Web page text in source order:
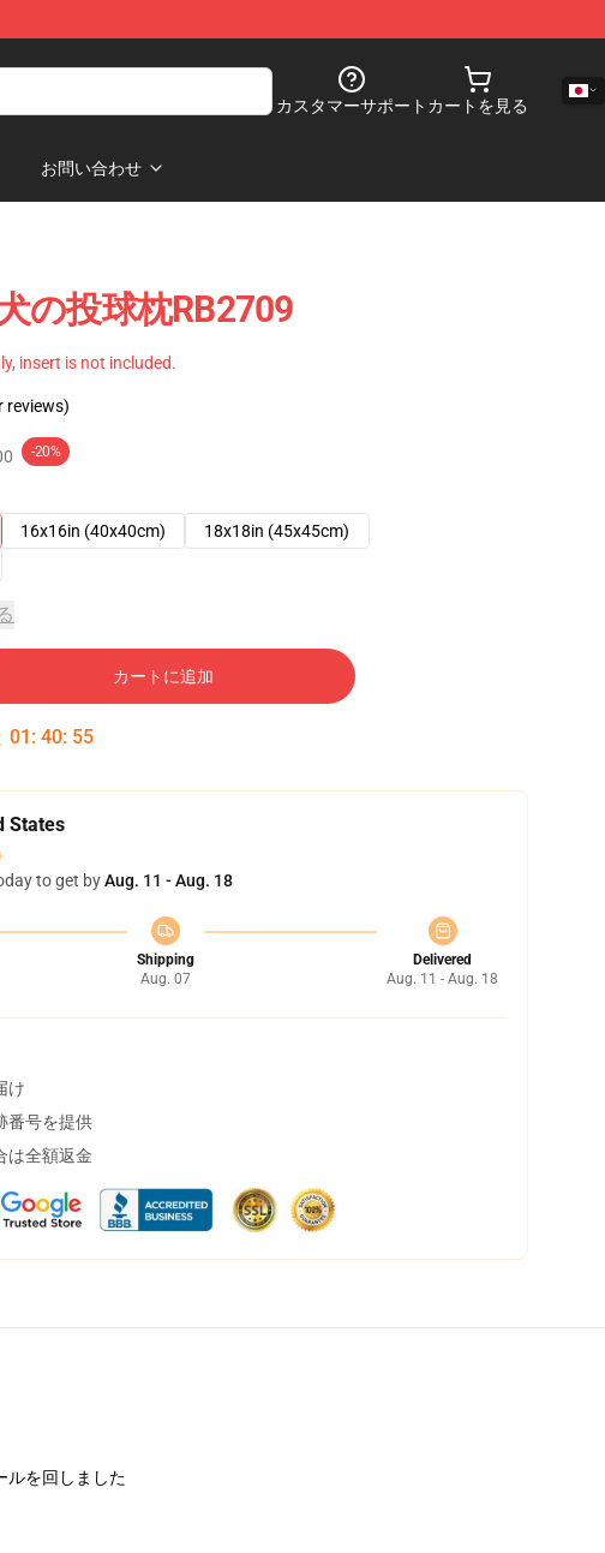
カスタマーサポート カートを見る
お問い合わせ
の投球枕RB2709
insert is not included.
reviews)
-20%
16x16in (40x40cm)
18x18in (45x45cm)
カートに追加
01 : 40: 54
States
to get byAug. 11 - Aug. 18
Shipping
Aug. 07
Delivered
Aug. 11 - Aug. 18
け
番号を提供
は全額返金
ルを回しました